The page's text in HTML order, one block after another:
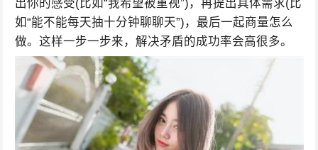
出你的感受(比如“我希望被重视”)，再提出具体需求(比
如“能不能每天抽十分钟聊聊天”)，最后一起商量怎么
做。这样一步一步来，解决矛盾的成功率会高很多。